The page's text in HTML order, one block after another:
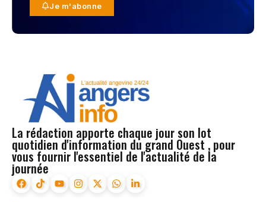
Je m'abonne
La rédaction apporte chaque jour son lot
quotidien d'information du grand Ouest , pour
vous fournir l'essentiel de l'actualité de la
journée